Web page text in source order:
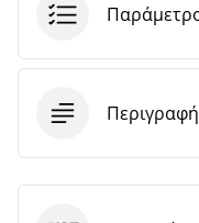
όλων των
Περιγραφή